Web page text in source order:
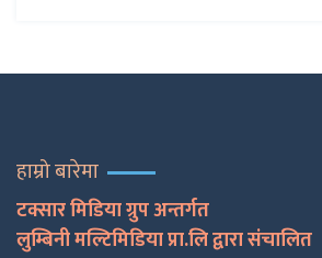
हाम्रो बारेमा
टक्सार मिडिया ग्रुप अन्तर्गत
लुम्बिनी मल्टिमिडिया प्रा.लि द्वारा संचालित